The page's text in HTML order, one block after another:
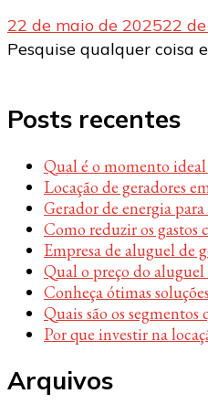
22 de maio de 202522
Procurando
Pesquise qualquer coisa
Posts recentes
Qual é o momento
Locação de geradores
Gerador de energia
Como reduzir os gastos
Empresa de aluguel de
Qual o preço do
Conheça ótimas
Quais são os
Por que investir na
Arquivos